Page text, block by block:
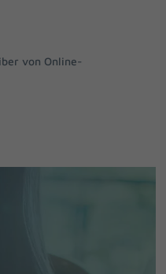
von Online-
oder Publishern
Sie tun dies, indem
von externen Medien akzeptiert